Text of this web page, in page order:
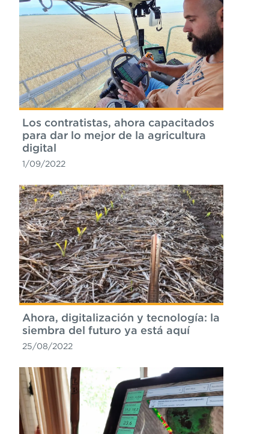
Los contratistas, ahora capacitados
para dar lo mejor de la agricultura
digital
1/09/2022
Ahora, digitalización y tecnología: la
siembra del futuro ya está aquí
25/08/2022